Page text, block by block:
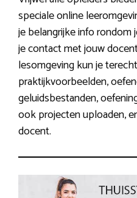
speciale online
je belangrijke info
je contact met jouw
lesomgeving kun je
praktijkvoorbeelden,
geluidsbestanden,
ook projecten uploaden,
docent.